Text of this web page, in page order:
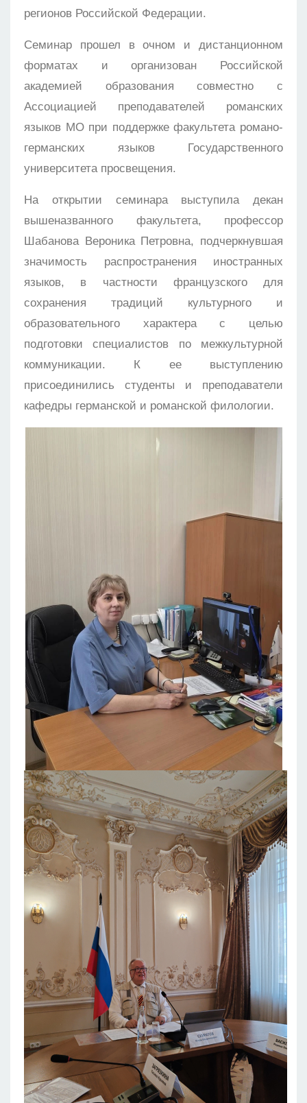
регионов Российской Федерации.
Семинар прошел в очном и дистанционном
форматах и организован Российской
академией образования совместно с
Ассоциацией преподавателей романских
языков МО при поддержке факультета романо-
германских языков Государственного
университета просвещения.
На открытии семинара выступила декан
вышеназванного факультета, профессор
Шабанова Вероника Петровна, подчеркнувшая
значимость распространения иностранных
языков, в частности французского для
сохранения традиций культурного и
образовательного характера с целью
подготовки специалистов по межкультурной
коммуникации. К ее выступлению
присоединились студенты и преподаватели
кафедры германской и романской филологии.